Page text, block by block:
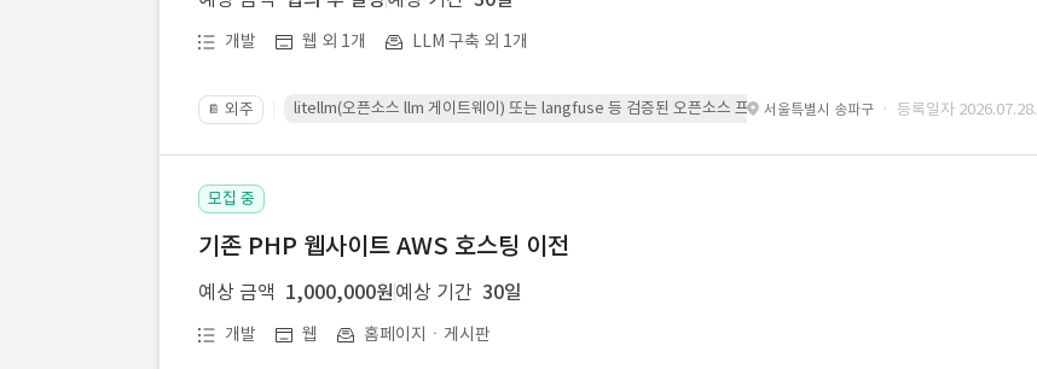
개발 웹 외 1개 LLM 구축 외 1개
📔 외주 litellm(오픈소스 llm 게이트웨이) 또는 langfuse 등 검증된 오픈소스 프레임워크를 기반으로 시스템을 구축
서울특별시 송파구 · 등록일자 2026.07.28.
모집 중
기존 PHP 웹사이트 AWS 호스팅 이전
예상 금액 1,000,000원 예상 기간 30일
개발 웹 홈페이지ㆍ게시판